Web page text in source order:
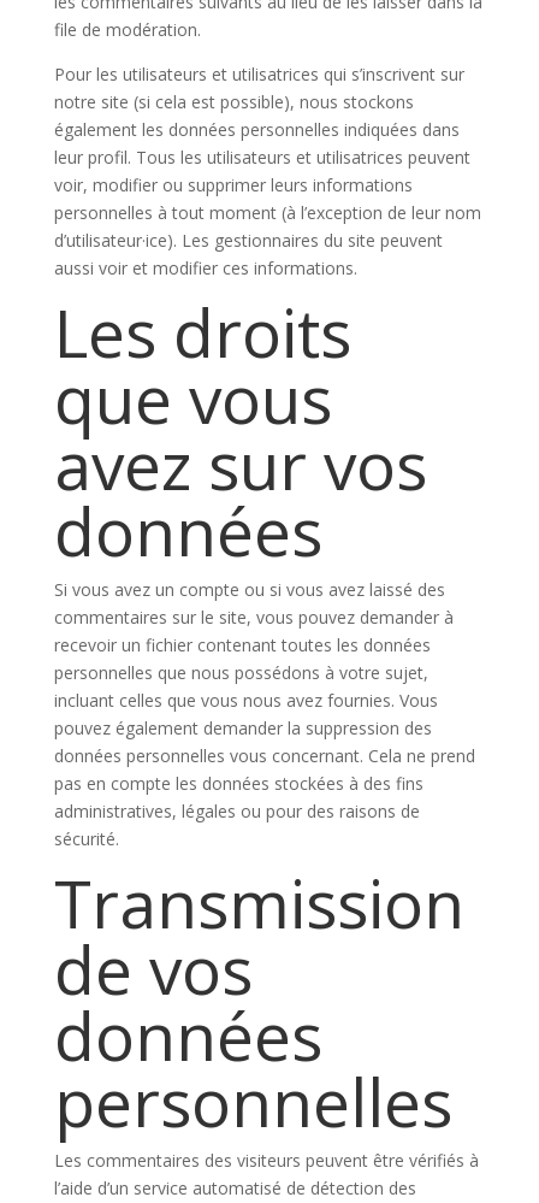
file de modération.
Pour les utilisateurs et utilisatrices qui s’inscrivent sur
notre site (si cela est possible), nous stockons
également les données personnelles indiquées dans
leur profil. Tous les utilisateurs et utilisatrices peuvent
voir, modifier ou supprimer leurs informations
personnelles à tout moment (à l’exception de leur nom
d’utilisateur·ice). Les gestionnaires du site peuvent
aussi voir et modifier ces informations.
Les droits
que vous
avez sur vos
données
Si vous avez un compte ou si vous avez laissé des
commentaires sur le site, vous pouvez demander à
recevoir un fichier contenant toutes les données
personnelles que nous possédons à votre sujet,
incluant celles que vous nous avez fournies. Vous
pouvez également demander la suppression des
données personnelles vous concernant. Cela ne prend
pas en compte les données stockées à des fins
administratives, légales ou pour des raisons de
sécurité.
Transmission
de vos
données
personnelles
Les commentaires des visiteurs peuvent être vérifiés à
l’aide d’un service automatisé de détection des